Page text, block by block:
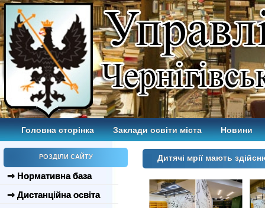
Головна сторінка Заклади освіти міста Новини
РОЗДІЛИ САЙТУ
⇒ Нормативна база
⇒ Дистанційна освіта
Дитячі мрії мають